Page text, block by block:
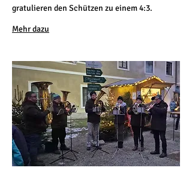
gratulieren den Schützen zu einem 4:3.
Mehr dazu